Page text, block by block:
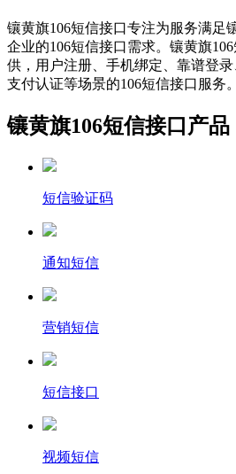
镶黄旗106短信接口专注为服务满足
企业的106短信接口需求。镶黄旗
供，用户注册、手机绑定、靠谱登录
支付认证等场景的106短信接口服务。
镶黄旗106短信接口产品
短信验证码
通知短信
营销短信
短信接口
视频短信